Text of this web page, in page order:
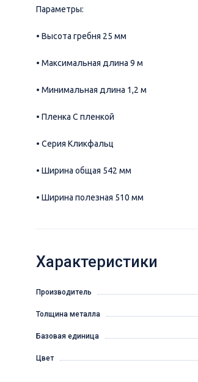
Параметры:
• Высота гребня 25 мм
• Максимальная длина 9 м
• Минимальная длина 1,2 м
• Пленка С пленкой
• Серия Кликфальц
• Ширина общая 542 мм
• Ширина полезная 510 мм
Характеристики
Производитель
Толщина металла
Базовая единица
Цвет